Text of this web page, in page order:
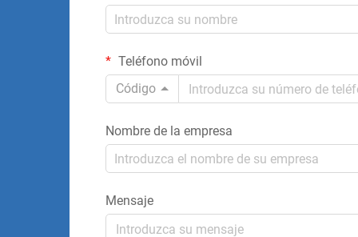
Teléfono móvil
Código
Nombre de la empresa
Mensaje